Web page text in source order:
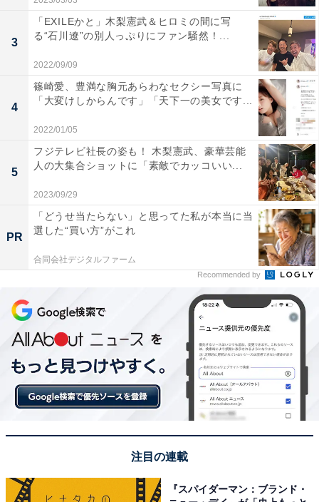
3
「EXILEかと」木梨憲武＆ヒロミの間に写
る“石川遼”の別人っぷりにファン騒然！...
2022/09/09
4
篠崎愛、豊満な胸元あらわなセクシー写真に
「大変けしからんです」「天下一の美女です...
2022/01/05
5
フジテレビ社長の姿も！ 木梨憲武、豪華芸能
人の大集合ショットに「素敵でカッコいい...
2023/09/29
PR
「どうせ当たらない」と思ってた私が本当に当
選した“買い方”がこれ
合同会社デジタルファーム
Recommended by
注目の連載
『スパイダーマン：ブランド・